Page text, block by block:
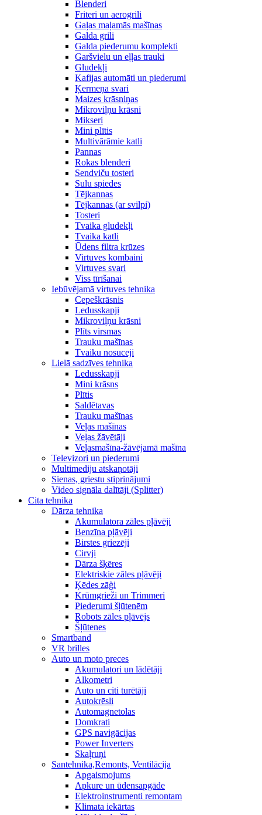
Blenderi
Friteri un aerogrili
Gaļas maļamās mašīnas
Galda grili
Galda piederumu komplekti
Garšvielu un eļļas trauki
Gludekļi
Kafijas automāti un piederumi
Ķermeņa svari
Maizes krāsniņas
Mikroviļņu krāsni
Mikseri
Mini plītis
Multivārāmie katli
Pannas
Rokas blenderi
Sendviču tosteri
Sulu spiedes
Tējkannas
Tējkannas (ar svilpi)
Tosteri
Tvaika gludekļi
Tvaika katli
Ūdens filtra krūzes
Virtuves kombaini
Virtuves svari
Viss tīrīšanai
Iebūvējamā virtuves tehnika
Cepeškrāsnis
Ledusskapji
Mikroviļņu krāsni
Plīts virsmas
Trauku mašīnas
Tvaiku nosuceji
Lielā sadzīves tehnika
Ledusskapji
Mini krāsns
Plītis
Saldētavas
Trauku mašīnas
Veļas mašīnas
Veļas žāvētāji
Veļasmašīna-žāvējamā mašīna
Televizori un piederumi
Multimediju atskaņotāji
Sienas, griestu stiprinājumi
Video signāla dalītāji (Splitter)
Cita tehnika
Dārza tehnika
Akumulatora zāles pļāvēji
Benzīna pļāvēji
Birstes griezēji
Cirvji
Dārza šķēres
Elektriskie zāles pļāvēji
Ķēdes zāģi
Krūmgrieži un Trimmeri
Piederumi šļūtenēm
Robots zāles pļāvējs
Šļūtenes
Smartband
VR brilles
Auto un moto preces
Akumulatori un lādētāji
Alkometri
Auto un citi turētāji
Autokrēsli
Automagnetolas
Domkrati
GPS navigācijas
Power Inverters
Skaļruņi
Santehnika,Remonts, Ventilācija
Apgaismojums
Apkure un ūdensapgāde
Elektroinstrumenti remontam
Klimata iekārtas